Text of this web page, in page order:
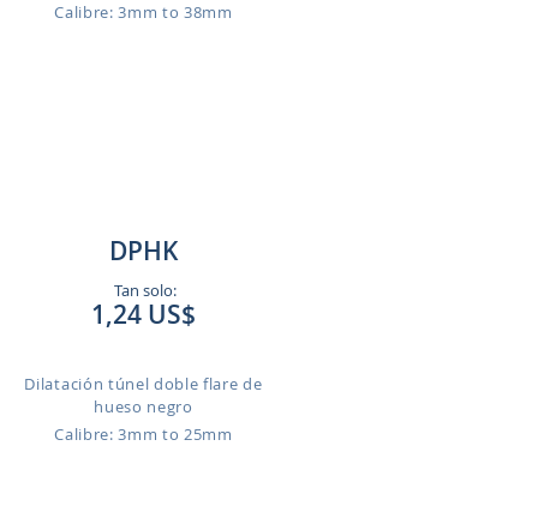
Calibre: 3mm to 38mm
DPHK
Tan solo:
1,24 US$
Dilatación túnel doble flare de
hueso negro
Calibre: 3mm to 25mm